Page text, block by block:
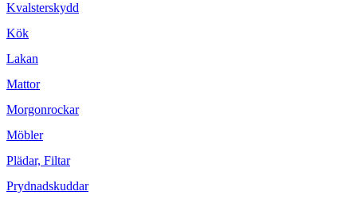
Kvalsterskydd
Kök
Lakan
Mattor
Morgonrockar
Möbler
Plädar, Filtar
Prydnadskuddar